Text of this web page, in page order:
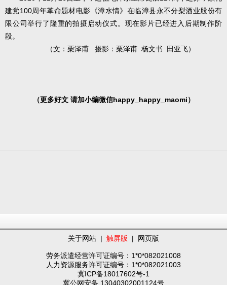
建党100周年革命题材电影《漳水情》在临漳县永不分梨酒业股份有
限公司举行了隆重的拍摄启动仪式。现在影片已经进入后期制作阶
段。
（文：栗泽甫
摄影：栗泽甫 杨文书 田亚飞）
（更多好文 请加小编微信happy_happy_maomi）
关于网站 | 触屏版 | 网页版
劳务派遣经营许可证编号：1*0*082021008
人力资源服务许可证编号：1*0*082021003
冀ICP备18017602号-1
冀公网安备 13040302001124号